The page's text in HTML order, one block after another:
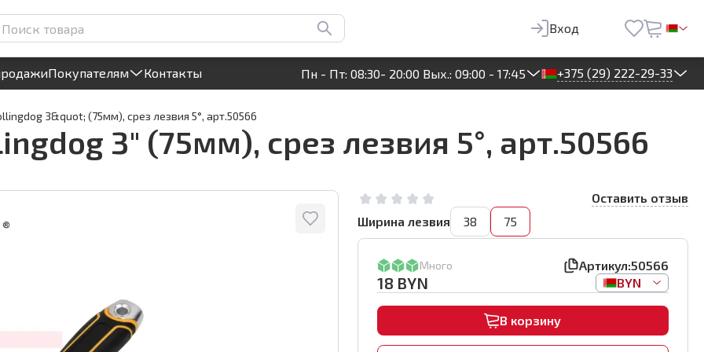
Круглосуточный! Прием заявок на сайте
Вход
Покупателям Контакты Пн - Пт: 08:30- 20:00 Вых.: 09:00 - 17:45 +375 (29) 222-29-33
5°, арт.50566
В корзину
3&quot; (75мм), срез лезвия 5°, арт.50566
3" (75мм), срез лезвия 5°, арт.50566
Оставить отзыв
Ширина лезвия
38 75
Много Артикул:50566
18 BYN BYN
В корзину